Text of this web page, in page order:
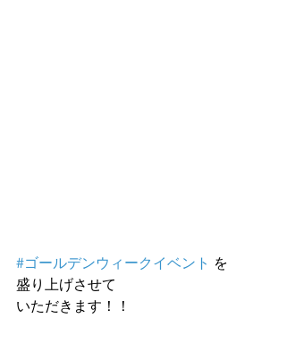
#ゴールデンウィークイベント を
盛り上げさせて
いただきます！！